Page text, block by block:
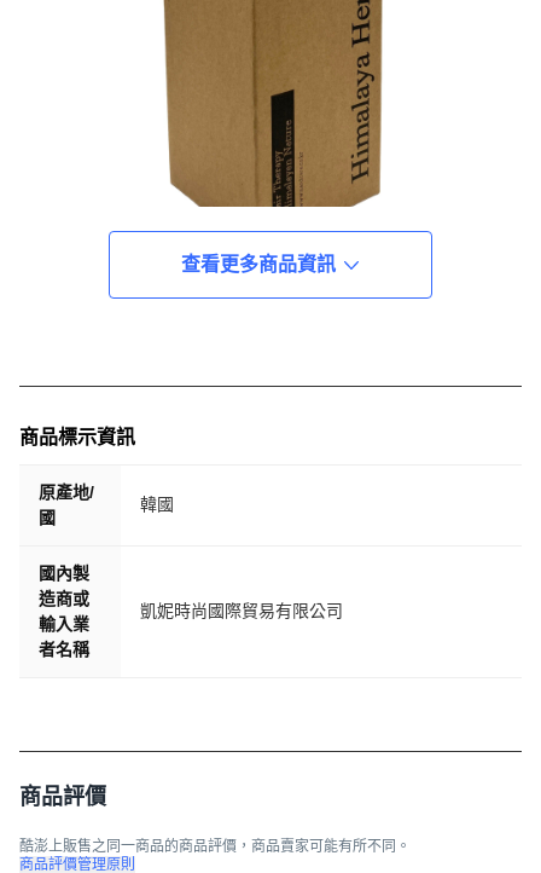
查看更多商品資訊
商品標示資訊
原產地/
國
韓國
國內製
造商或
輸入業
者名稱
凱妮時尚國際貿易有限公司
商品評價
酷澎上販售之同一商品的商品評價，商品賣家可能有所不同。
商品評價管理原則